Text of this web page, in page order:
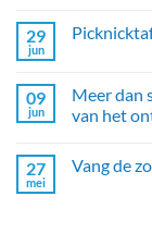
29
jun
09
jun
Meer dan
van het
27
mei
Vang de